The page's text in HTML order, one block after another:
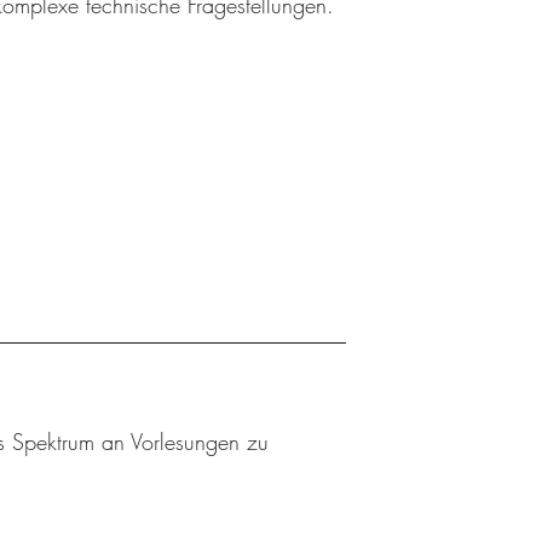
technische Fragestellungen.
an Vorlesungen zu